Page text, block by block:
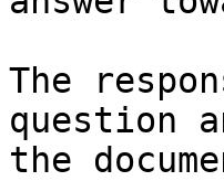
The
question
the